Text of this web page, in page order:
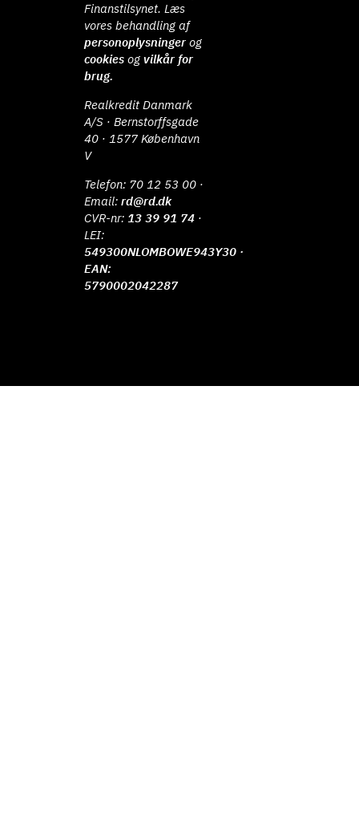
Finanstilsynet. Læs
vores behandling af
personoplysninger og
cookies ogvilkår for
brug.
Realkredit Danmark
A/S · Bernstorffsgade
40 · 1577 København
V
Telefon: 70 12 53 00 ·
Email:rd@rd.dk
CVR-nr: 13 39 91 74 ·
LEI:
549300NLOMBOWE943Y30 ·
EAN:
5790002042287